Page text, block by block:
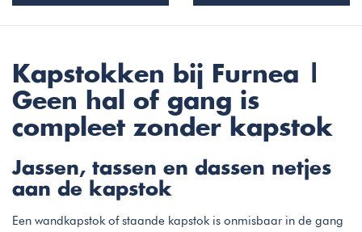
Kapstokken bij Furnea |
Geen hal of gang is
compleet zonder kapstok
Jassen, tassen en dassen netjes
aan de kapstok
Een wandkapstok of staande kapstok is onmisbaar in de gang